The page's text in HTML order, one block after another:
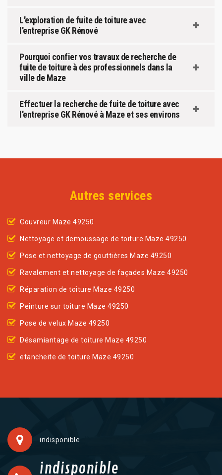
L'exploration de fuite de toiture avec
l'entreprise GK Rénové
Pourquoi confier vos travaux de recherche de
fuite de toiture à des professionnels dans la
ville de Maze
Effectuer la recherche de fuite de toiture avec
l'entreprise GK Rénové à Maze et ses environs
Autres services
Couvreur Maze 49250
Nettoyage et demoussage de toiture Maze 49250
Pose et nettoyage de gouttières Maze 49250
Ravalement et nettoyage de façades Maze 49250
Réparation de toiture Maze 49250
Peinture sur toiture Maze 49250
Pose de velux Maze 49250
Désamiantage de toiture Maze 49250
etancheite de toiture Maze 49250
indisponible
indisponible